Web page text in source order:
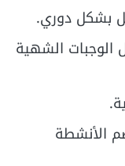
بشكل دوري.
الشهية
الأنشطة